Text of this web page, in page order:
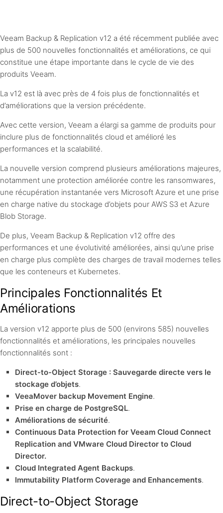
Veeam Backup & Replication v12 a été récemment publiée avec
plus de 500 nouvelles fonctionnalités et améliorations, ce qui
constitue une étape importante dans le cycle de vie des
produits Veeam.
La v12 est là avec près de 4 fois plus de fonctionnalités et
d’améliorations que la version précédente.
Avec cette version, Veeam a élargi sa gamme de produits pour
inclure plus de fonctionnalités cloud et amélioré les
performances et la scalabilité.
La nouvelle version comprend plusieurs améliorations majeures,
notamment une protection améliorée contre les ransomwares,
une récupération instantanée vers Microsoft Azure et une prise
en charge native du stockage d’objets pour AWS S3 et Azure
Blob Storage.
De plus, Veeam Backup & Replication v12 offre des
performances et une évolutivité améliorées, ainsi qu’une prise
en charge plus complète des charges de travail modernes telles
que les conteneurs et Kubernetes.
Principales Fonctionnalités Et
Améliorations
La version v12 apporte plus de 500 (environs 585) nouvelles
fonctionnalités et améliorations, les principales nouvelles
fonctionnalités sont :
Direct-to-Object Storage : Sauvegarde directe vers le
stockage d’objets.
VeeaMover backup Movement Engine.
Prise en charge de PostgreSQL.
Améliorations de sécurité.
Continuous Data Protection for Veeam Cloud Connect
Replication and VMware Cloud Director to Cloud
Director.
Cloud Integrated Agent Backups.
Immutability Platform Coverage and Enhancements.
Direct-to-Object Storage